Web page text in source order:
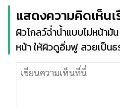
แสดงความคิดเห็นเ
ผิวโกลว์ฉ่ำน้ำแบบไม่หน้ามั
หน้า ให้ผิวดูอิ่มฟู สวยเป็น